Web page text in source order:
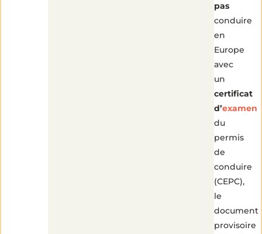
pas
conduire
en
Europe
avec
un
certificat
d’examen
du
permis
de
conduire
(CEPC),
le
document
provisoire